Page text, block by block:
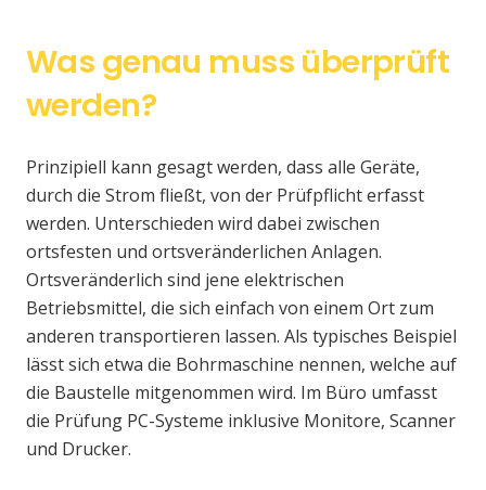
Was genau muss überprüft
werden?
Prinzipiell kann gesagt werden, dass alle Geräte,
durch die Strom fließt, von der Prüfpflicht erfasst
werden. Unterschieden wird dabei zwischen
ortsfesten und ortsveränderlichen Anlagen.
Ortsveränderlich sind jene elektrischen
Betriebsmittel, die sich einfach von einem Ort zum
anderen transportieren lassen. Als typisches Beispiel
lässt sich etwa die Bohrmaschine nennen, welche auf
die Baustelle mitgenommen wird. Im Büro umfasst
die Prüfung PC-Systeme inklusive Monitore, Scanner
und Drucker.